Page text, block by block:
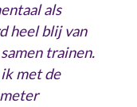
als
heel blij van
trainen.
met de